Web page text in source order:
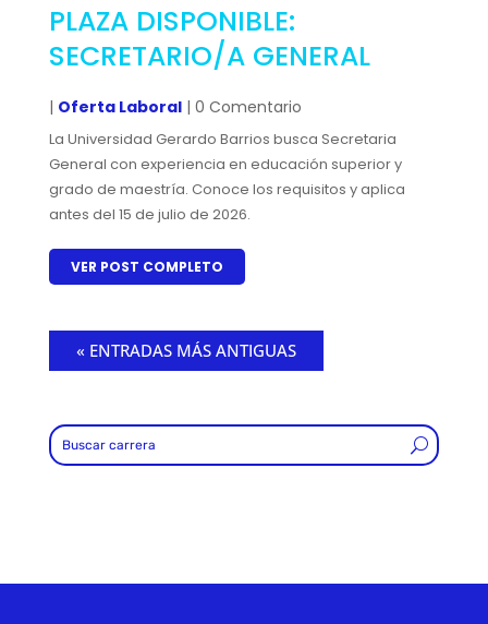
PLAZA DISPONIBLE:
SECRETARIO/A GENERAL
| Oferta Laboral| 0 Comentario
La Universidad Gerardo Barrios busca Secretaria
General con experiencia en educación superior y
grado de maestría. Conoce los requisitos y aplica
antes del 15 de julio de 2026.
VER POST COMPLETO
« ENTRADAS MÁS ANTIGUAS